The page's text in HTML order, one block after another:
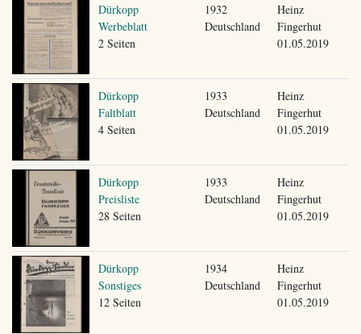
Dürkopp
Werbeblatt
2 Seiten
1932
Deutschland
Heinz
Fingerhut
01.05.2019
Dürkopp
Faltblatt
4 Seiten
1933
Deutschland
Heinz
Fingerhut
01.05.2019
Dürkopp
Preisliste
28 Seiten
1933
Deutschland
Heinz
Fingerhut
01.05.2019
Dürkopp
Sonstiges
12 Seiten
1934
Deutschland
Heinz
Fingerhut
01.05.2019